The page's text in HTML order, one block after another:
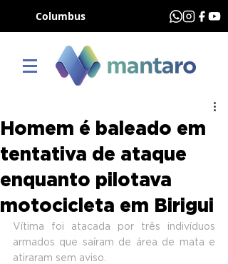
Columbus
Homem é baleado em
tentativa de ataque
enquanto pilotava
motocicleta em Birigui
Vítima foi atacada por três indivíduos
armados que saíram de área de mata e
atiraram sem aviso.